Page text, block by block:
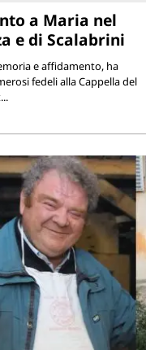
a Maria nel
e di Scalabrini
e affidamento, ha
fedeli alla Cappella del